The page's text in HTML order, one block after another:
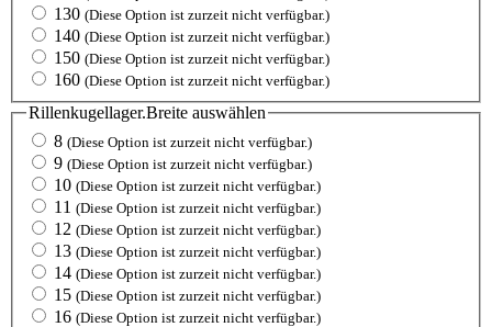
130 (Diese Option ist zurzeit nicht verfügbar.)
140 (Diese Option ist zurzeit nicht verfügbar.)
150 (Diese Option ist zurzeit nicht verfügbar.)
160 (Diese Option ist zurzeit nicht verfügbar.)
Rillenkugellager.Breite auswählen
8 (Diese Option ist zurzeit nicht verfügbar.)
9 (Diese Option ist zurzeit nicht verfügbar.)
10 (Diese Option ist zurzeit nicht verfügbar.)
11 (Diese Option ist zurzeit nicht verfügbar.)
12 (Diese Option ist zurzeit nicht verfügbar.)
13 (Diese Option ist zurzeit nicht verfügbar.)
14 (Diese Option ist zurzeit nicht verfügbar.)
15 (Diese Option ist zurzeit nicht verfügbar.)
16 (Diese Option ist zurzeit nicht verfügbar.)